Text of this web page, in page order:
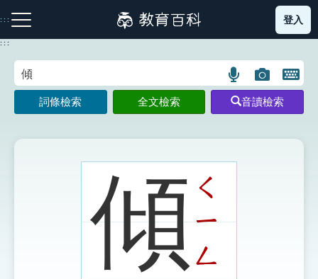
到
主
:::
注音索引圖示 筆畫索引圖示 部首索引表圖示
登入
:::
語
言
搜
示
圖
片
搜
開
鍵
圖
詞條檢索 全文檢索 音讀檢索
傾 ㄑ
ㄧ
ㄥ